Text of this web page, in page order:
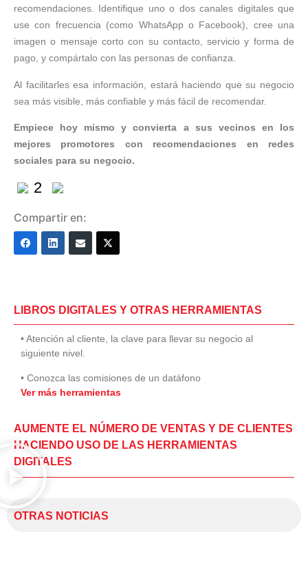
recomendaciones. Identifique uno o dos canales digitales que
use con frecuencia (como WhatsApp o Facebook), cree una
imagen o mensaje corto con su contacto, servicio y forma de
pago, y compártalo con las personas de confianza.
Al facilitarles esa información, estará haciendo que su negocio
sea más visible, más confiable y más fácil de recomendar.
Empiece hoy mismo y convierta a sus vecinos en los
mejores promotores con recomendaciones en redes
sociales para su negocio.
2
Compartir en:
LIBROS DIGITALES Y OTRAS HERRAMIENTAS
• Atención al cliente, la clave para llevar su negocio al
siguiente nivel.
• Conozca las comisiones de un datáfono
Ver más herramientas
AUMENTE EL NÚMERO DE VENTAS Y DE CLIENTES
HACIENDO USO DE LAS HERRAMIENTAS
DIGITALES
OTRAS NOTICIAS